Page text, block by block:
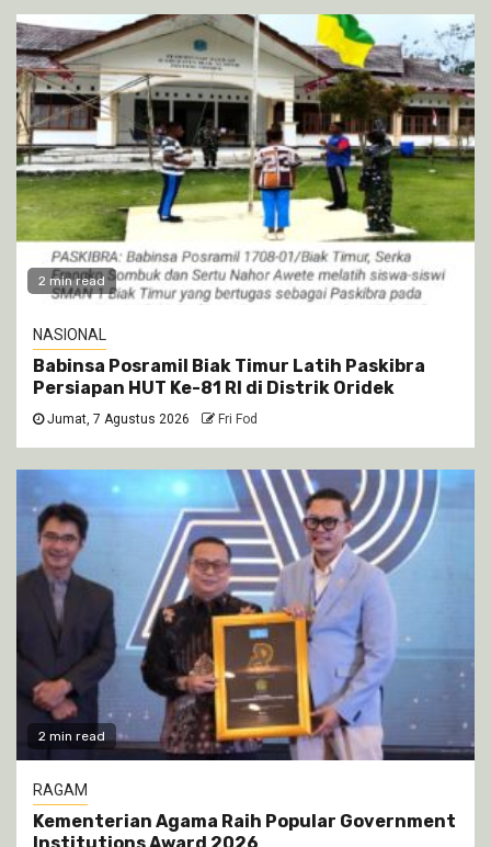
2 min read
NASIONAL
Babinsa Posramil Biak Timur Latih Paskibra
Persiapan HUT Ke-81 RI di Distrik Oridek
Jumat, 7 Agustus 2026 Fri Fod
2 min read
RAGAM
Kementerian Agama Raih Popular Government